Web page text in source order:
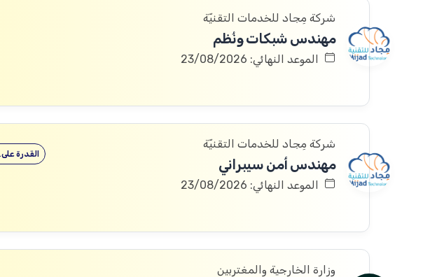
شركة مِجاد للخدمات التقنيّة
مهندس شبكات ونُظم
الموعد النهائي: 23/08/2026
شركة مِجاد للخدمات التقنيّة
مهندس أمن سيبراني
الموعد النهائي: 23/08/2026
القدرة
وزارة الخارجية والمغتربين